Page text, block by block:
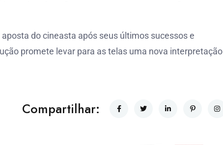
do cineasta após seus últimos sucessos e
promete levar para as telas uma nova interpretação
Compartilhar: